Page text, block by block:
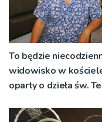
To będzie
widowisko w
oparty o dzieła św.